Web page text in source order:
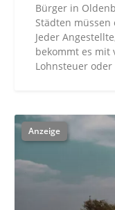
Bürger in
Städten
Jeder
bekommt es mit
Lohnsteuer